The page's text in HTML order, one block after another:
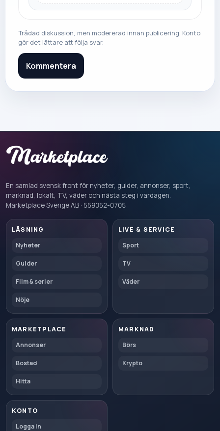
Trådad diskussion, men modererad innan publicering. Konto
gör det lättare att följa svar.
Kommentera
En samlad svensk front för nyheter, guider, annonser, sport,
marknad, lokalt, TV, väder och nästa steg i vardagen.
Marketplace Sverige AB · 559052-0705
LÄSNING
Nyheter
Guider
Film & serier
Nöje
LIVE & SERVICE
Sport
TV
Väder
MARKETPLACE
Annonser
Bostad
Hitta
MARKNAD
Börs
Krypto
KONTO
Logga in